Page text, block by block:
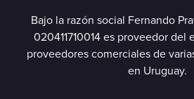
Bajo la razón social Fernando
020411710014 es proveedor del
proveedores comerciales de
en Uruguay.